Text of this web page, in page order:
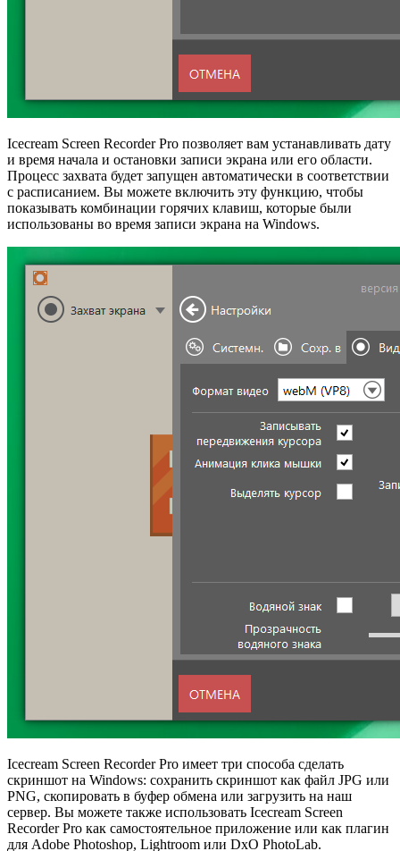
Icecream Screen Recorder Pro позволяет вам устанавливать дату
и время начала и остановки записи экрана или его области.
Процесс захвата будет запущен автоматически в соответствии
с расписанием. Вы можете включить эту функцию, чтобы
показывать комбинации горячих клавиш, которые были
использованы во время записи экрана на Windows.
Icecream Screen Recorder Pro имеет три способа сделать
скриншот на Windows: сохранить скриншот как файл JPG или
PNG, скопировать в буфер обмена или загрузить на наш
сервер. Вы можете также использовать Icecream Screen
Recorder Pro как самостоятельное приложение или как плагин
для Adobe Photoshop, Lightroom или DxO PhotoLab.